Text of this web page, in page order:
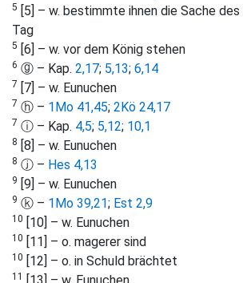
5 [5] – w. bestimmte ihnen die Sache des
Tag
5 [6] – w. vor dem König stehen
6 ⓖ – Kap. 2,17; 5,13; 6,14
7 [7] – w. Eunuchen
7 ⓗ – 1Mo 41,45; 2Kö 24,17
7 ⓘ – Kap. 4,5; 5,12; 10,1
8 [8] – w. Eunuchen
8 ⓙ – Hes 4,13
9 [9] – w. Eunuchen
9 ⓚ – 1Mo 39,21; Est 2,9
10 [10] – w. Eunuchen
10 [11] – o. magerer sind
10 [12] – o. in Schuld brächtet
11 [13] – w. Eunuchen